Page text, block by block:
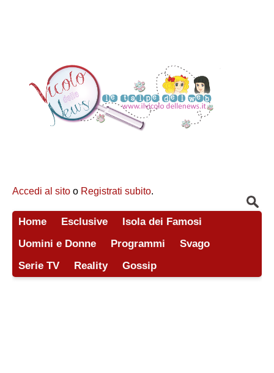
Accedi al sito o Registrati subito.
Home Esclusive
Isola dei Famosi
Uomini e Donne
Programmi
Svago
Serie TV
Reality Gossip